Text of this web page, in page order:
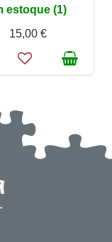
estoque (1)
15,00 €